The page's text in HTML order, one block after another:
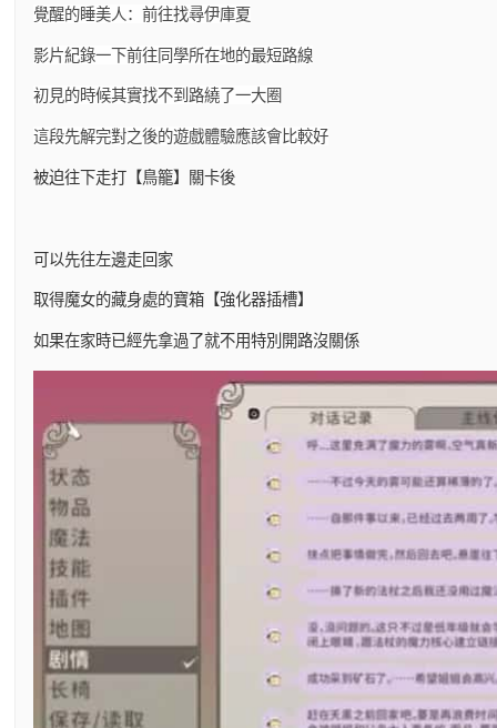
覺醒的睡美人：前往找尋伊庫夏
影片紀錄一下前往同學所在地的最短路線
初見的時候其實找不到路繞了一大圈
這段先解完對之後的遊戲體驗應該會比較好
被迫往下走打【鳥籠】關卡後
可以先往左邊走回家
取得魔女的藏身處的寶箱【強化器插槽】
如果在家時已經先拿過了就不用特別開路沒關係